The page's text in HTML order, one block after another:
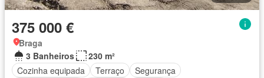
375 000 €
Braga
3 Banheiros
230 m²
Cozinha equipada
Terraço
Segurança